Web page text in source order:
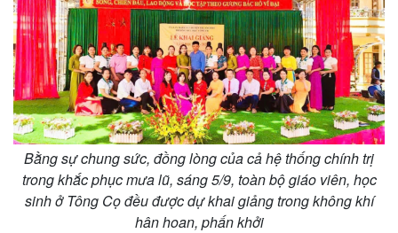
Bằng sự chung sức, đồng lòng của cả hệ thống chính trị
trong khắc phục mưa lũ, sáng 5/9, toàn bộ giáo viên, học
sinh ở Tông Cọ đều được dự khai giảng trong không khí
hân hoan, phấn khởi